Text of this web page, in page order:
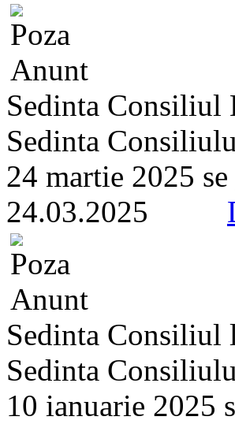
Sedinta Consiliul
Sedinta
24 martie 2025
24.03.2025
Sedinta Consiliul
Sedinta
10 ianuarie 2025